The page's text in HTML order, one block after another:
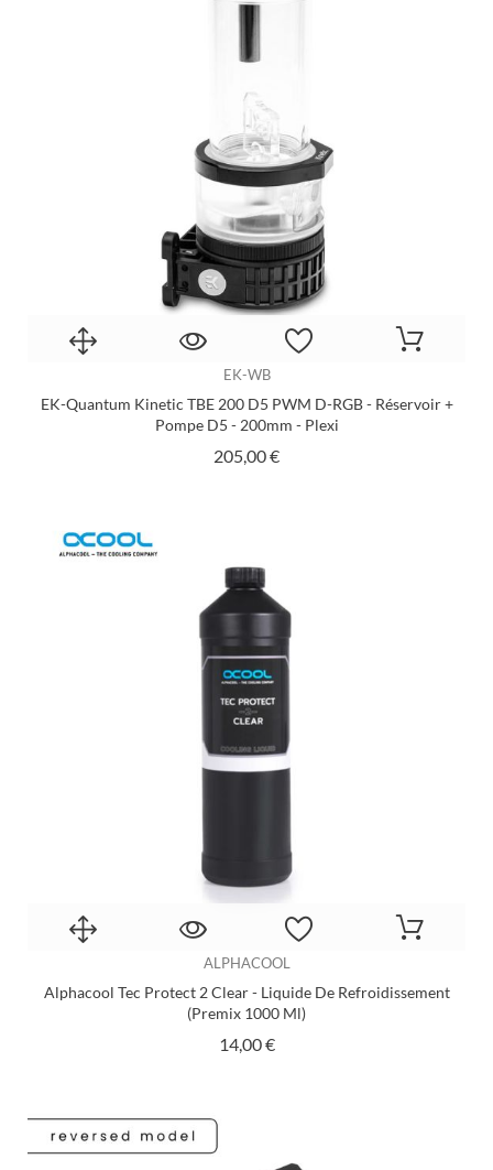
EK-WB
EK-Quantum Kinetic TBE 200 D5 PWM D-RGB - Réservoir +
Pompe D5 - 200mm - Plexi
205,00 €Prix
ALPHACOOL
Alphacool Tec Protect 2 Clear - Liquide De Refroidissement
(Premix 1000 Ml)
14,00 €Prix